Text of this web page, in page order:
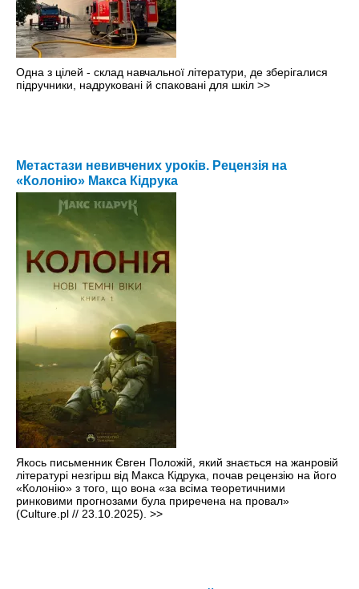
Одна з цілей - склад навчальної літератури, де зберігалися
підручники, надруковані й спаковані для шкіл >>
Метастази невивчених уроків. Рецензія на
«Колонію» Макса Кідрука
Якось письменник Євген Положій, який знається на жанровій
літературі незгірш від Макса Кідрука, почав рецензію на його
«Колонію» з того, що вона «за всіма теоретичними
ринковими прогнозами була приречена на провал»
(Culture.pl // 23.10.2025). >>